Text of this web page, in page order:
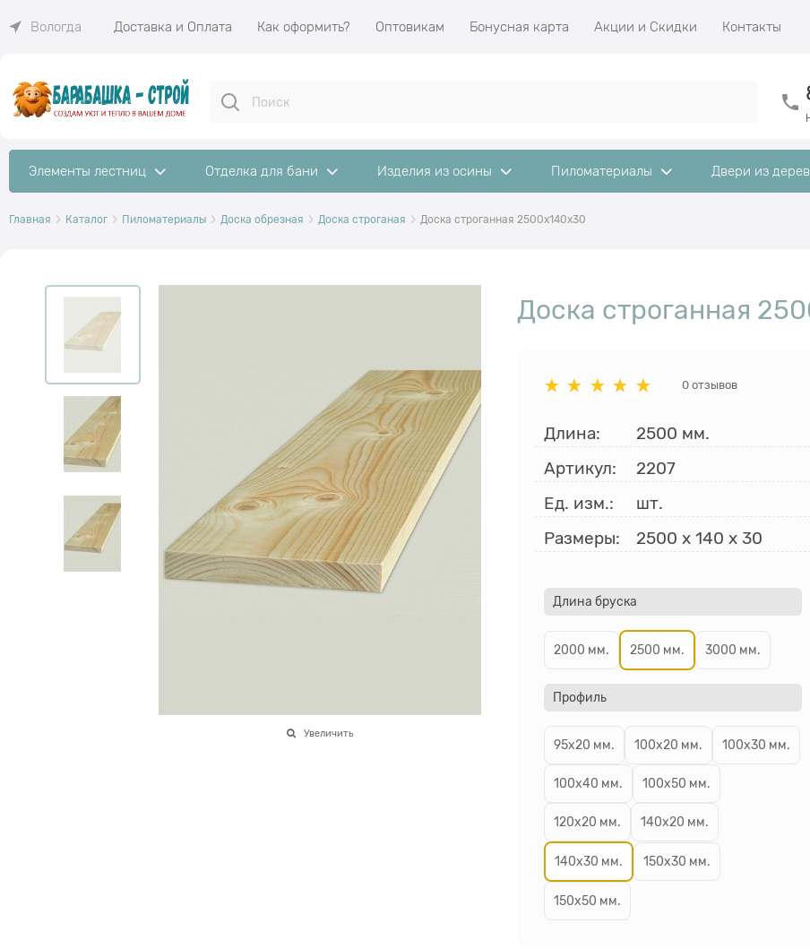
Вологда Доставка и Оплата Как оформить? Оптовикам Бонусная карта Акции и Скидки Контакты
Элементы лестниц Отделка для бани Изделия из осины Пиломатериалы Двери из
Главная Каталог Пиломатериалы Доска обрезная Доска строганая Доска строганная 2500x140x30
Увеличить
Доска строганная
0 отзывов
Длина:
2500 мм.
Артикул:
2207
Ед. изм.:
шт.
Размеры:
2500 x 140 x 30
Длина бруска
2000 мм. 2500 мм. 3000 мм.
Профиль
95х20 мм. 100х20 мм. 100х30 мм.
100х40 мм. 100х50 мм.
120х20 мм. 140х20 мм.
140х30 мм. 150х30 мм.
150х50 мм.